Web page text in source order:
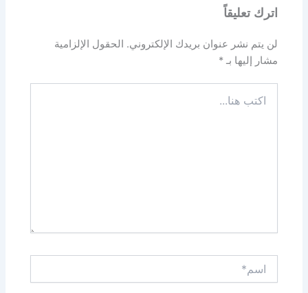
اترك تعليقاً
لن يتم نشر عنوان بريدك الإلكتروني. الحقول الإلزامية
مشار إليها بـ*
هنا...